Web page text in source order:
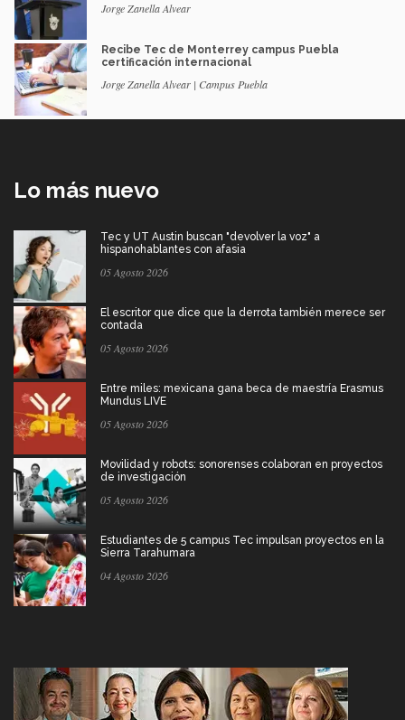
Jorge Zanella Alvear
Recibe Tec de Monterrey campus Puebla
certificación internacional
Jorge Zanella Alvear | Campus Puebla
Lo más nuevo
Tec y UT Austin buscan "devolver la voz" a
hispanohablantes con afasia
05 Agosto 2026
El escritor que dice que la derrota también merece ser
contada
05 Agosto 2026
Entre miles: mexicana gana beca de maestría Erasmus
Mundus LIVE
05 Agosto 2026
Movilidad y robots: sonorenses colaboran en proyectos
de investigación
05 Agosto 2026
Estudiantes de 5 campus Tec impulsan proyectos en la
Sierra Tarahumara
04 Agosto 2026